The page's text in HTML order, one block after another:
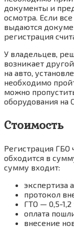
документы и
осмотра. Если
выдаются
регистрация
У владельцев,
возникает
на авто,
необходимо
можно
оборудования на
Стоимость
Регистрация ГБО
обходится в
сумму входит:
экспертиза
протокол
ГТО — 0,5-1,2
оплата
внесение